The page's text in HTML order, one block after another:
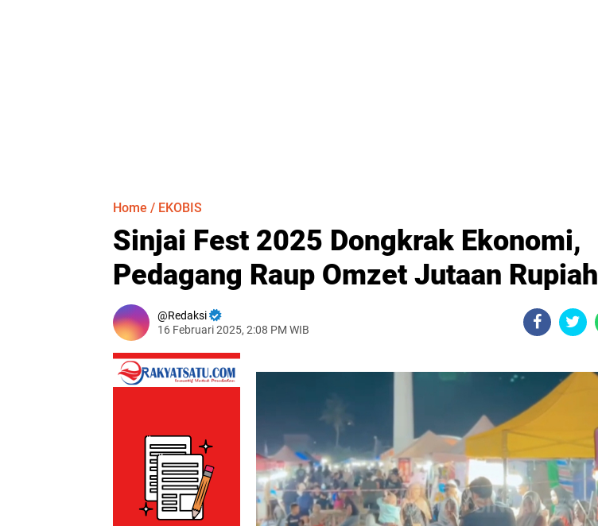
Home / EKOBIS
Sinjai Fest 2025 Dongkrak Ekonomi,
Pedagang Raup Omzet Jutaan Rupiah
Redaksi
16 Februari 2025, 2:08 PM WIB